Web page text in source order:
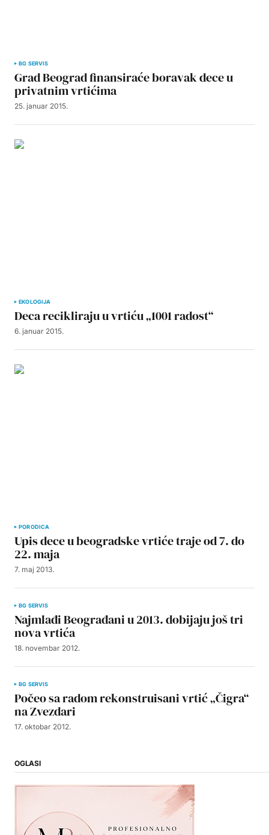
BG SERVIS
Grad Beograd finansiraće boravak dece u
privatnim vrtićima
25. januar 2015.
EKOLOGIJA
Deca recikliraju u vrtiću „1001 radost“
6. januar 2015.
PORODICA
Upis dece u beogradske vrtiće traje od 7. do
22. maja
7. maj 2013.
BG SERVIS
Najmlađi Beograđani u 2013. dobijaju još tri
nova vrtića
18. novembar 2012.
BG SERVIS
Počeo sa radom rekonstruisani vrtić „Čigra“
na Zvezdari
17. oktobar 2012.
OGLASI